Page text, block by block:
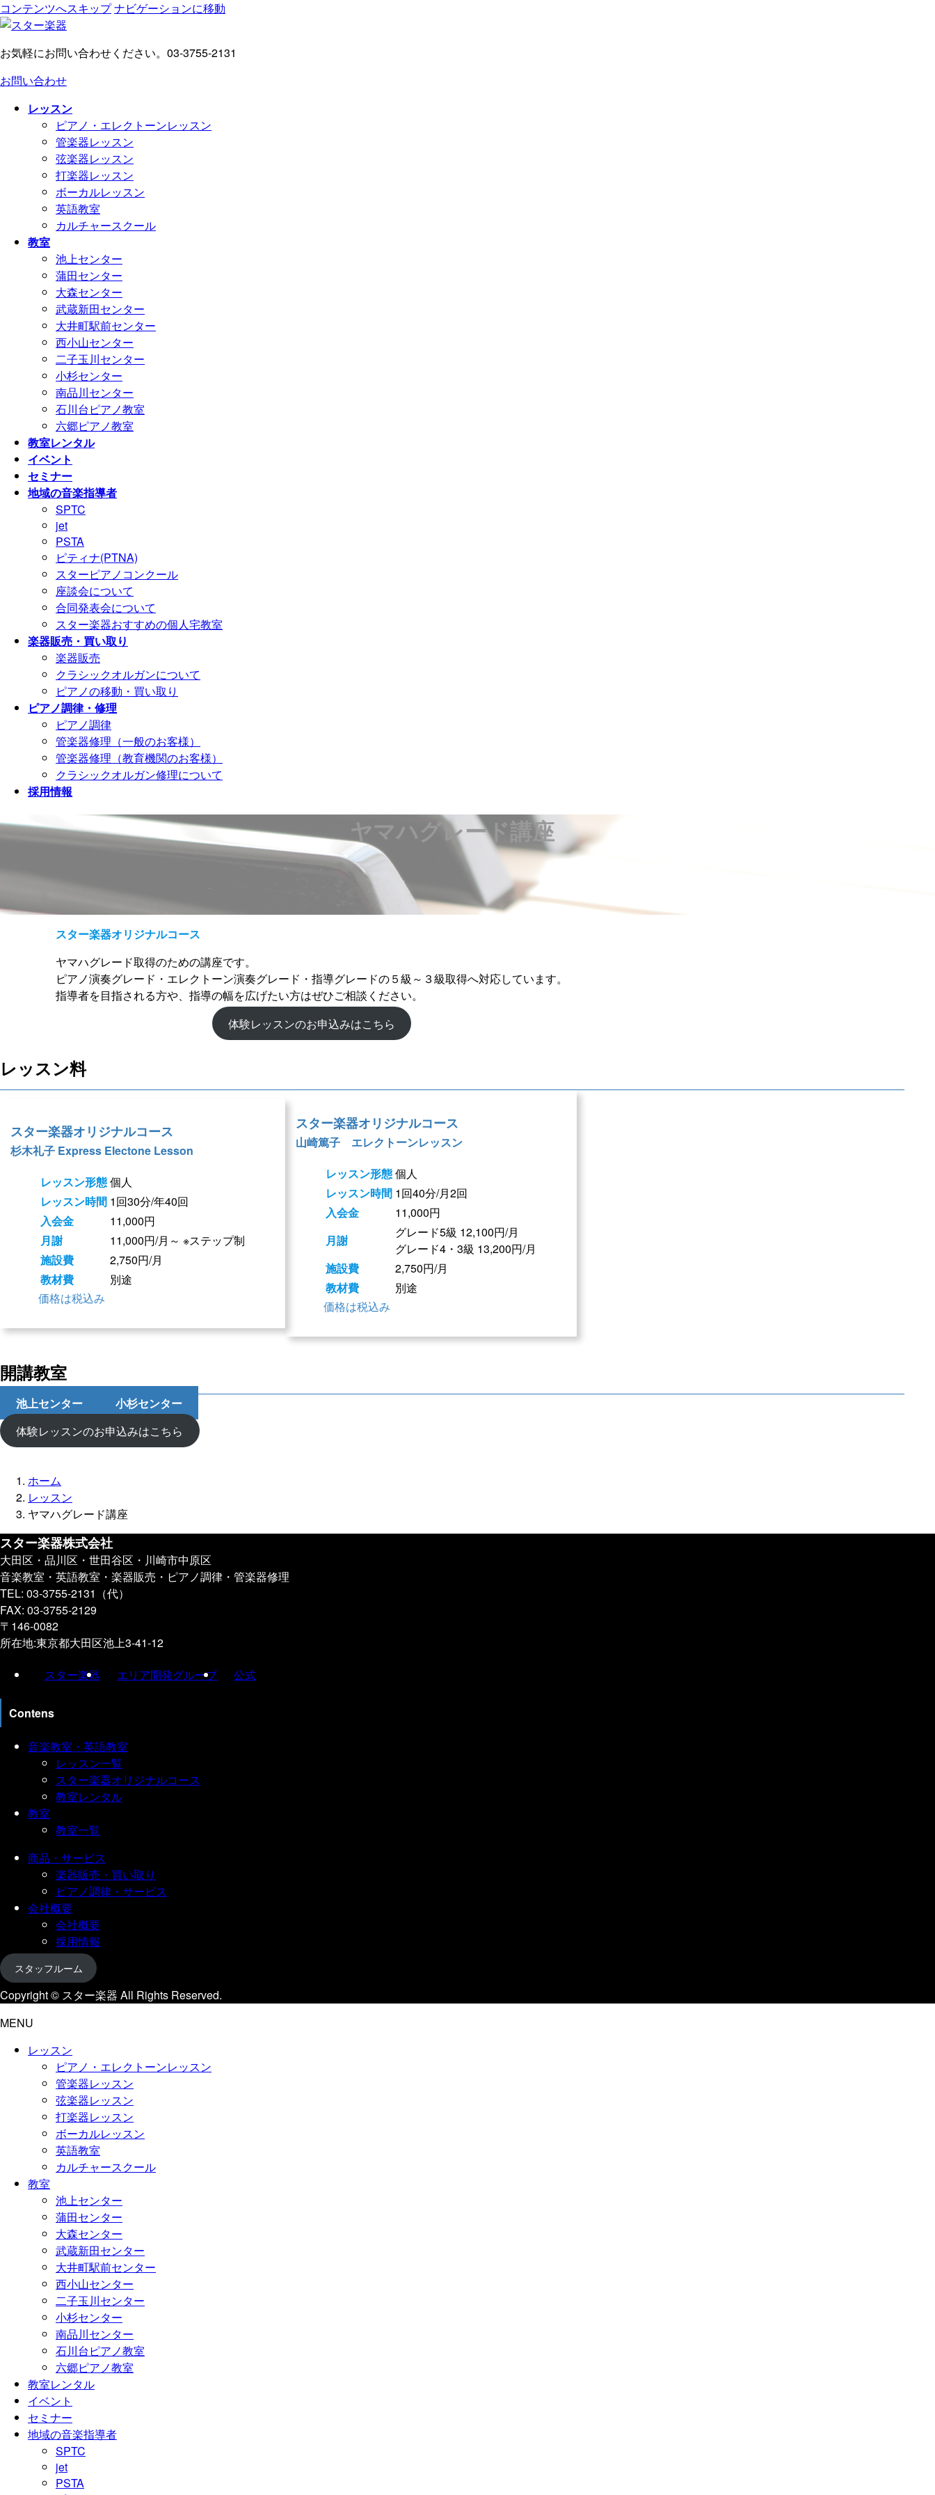
コンテンツへスキップナビゲーションに移動
お気軽にお問い合わせください。 03-3755-2131
お問い合わせ
レッスン
ピアノ・エレクトーンレッスン
管楽器レッスン
弦楽器レッスン
打楽器レッスン
ボーカルレッスン
英語教室
カルチャースクール
教室
池上センター
蒲田センター
大森センター
武蔵新田センター
大井町駅前センター
西小山センター
二子玉川センター
小杉センター
南品川センター
石川台ピアノ教室
六郷ピアノ教室
教室レンタル
イベント
セミナー
地域の音楽指導者
SPTC
jet
PSTA
ピティナ(PTNA)
スターピアノコンクール
座談会について
合同発表会について
スター楽器おすすめの個人宅教室
楽器販売・買い取り
楽器販売
クラシックオルガンについて
ピアノの移動・買い取り
ピアノ調律・修理
ピアノ調律
管楽器修理（一般のお客様）
管楽器修理（教育機関のお客様）
クラシックオルガン修理について
採用情報
ヤマハグレード講座
スター楽器オリジナルコース
ヤマハグレード取得のための講座です。
ピアノ演奏グレード・エレクトーン演奏グレード・指導グレードの５級～３級取得へ対応しています。
指導者を目指される方や、指導の幅を広げたい方はぜひご相談ください。
体験レッスンのお申込みはこちら
レッスン料
スター楽器オリジナルコース
杉木礼子 Express Electone Lesson
レッスン形態個人
レッスン時間 1回30分/年40回
入会金
11,000円
月謝
11,000円/月～ ※ステップ制
施設費
2,750円/月
教材費
別途
価格は税込み
スター楽器オリジナルコース
山崎篤子 エレクトーンレッスン
レッスン形態個人
レッスン時間 1回40分/月2回
入会金
11,000円
月謝
グレード5級 12,100円/月
グレード4・3級 13,200円/月
施設費
2,750円/月
教材費
別途
価格は税込み
開講教室
池上センター
小杉センター
体験レッスンのお申込みはこちら
ホーム
レッスン
ヤマハグレード講座
スター楽器株式会社
大田区・品川区・世田谷区・川崎市中原区
音楽教室・英語教室・楽器販売・ピアノ調律・管楽器修理
TEL: 03-3755-2131（代）
FAX: 03-3755-2129
〒146-0082
所在地:東京都大田区池上3-41-12
スター楽器
エリア開発グループ 公式
Contens
音楽教室・英語教室
レッスン一覧
スター楽器オリジナルコース
教室レンタル
教室
教室一覧
商品・サービス
楽器販売・買い取り
ピアノ調律・サービス
会社概要
会社概要
採用情報
スタッフルーム
Copyright © スター楽器 All Rights Reserved.
MENU
レッスン
ピアノ・エレクトーンレッスン
管楽器レッスン
弦楽器レッスン
打楽器レッスン
ボーカルレッスン
英語教室
カルチャースクール
教室
池上センター
蒲田センター
大森センター
武蔵新田センター
大井町駅前センター
西小山センター
二子玉川センター
小杉センター
南品川センター
石川台ピアノ教室
六郷ピアノ教室
教室レンタル
イベント
セミナー
地域の音楽指導者
SPTC
jet
PSTA